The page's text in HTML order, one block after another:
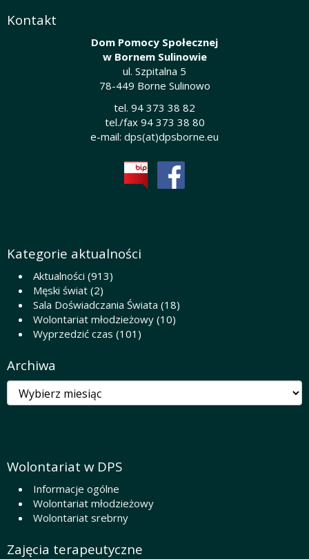
Kontakt
Dom Pomocy Społecznej
w Bornem Sulinowie
ul. Szpitalna 5
78-449 Borne Sulinowo
tel. 94 373 38 82
tel./fax 94 373 38 80
e-mail: dps(at)dpsborne.eu
Kategorie aktualności
Aktualności (913)
Męski świat (2)
Sala Doświadczania Świata (18)
Wolontariat młodzieżowy (10)
Wyprzedzić czas (101)
Archiwa
Archiwa
Wolontariat w DPS
Informacje ogólne
Wolontariat młodzieżowy
Wolontariat srebrny
Zajęcia terapeutyczne